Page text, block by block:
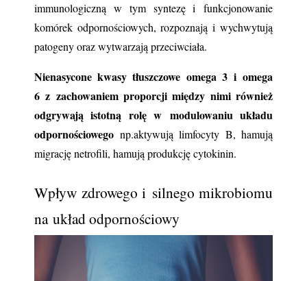
immunologiczną w tym syntezę i funkcjonowanie
komórek odpornościowych, rozpoznają i wychwytują
patogeny oraz wytwarzają przeciwciała.
Nienasycone kwasy tłuszczowe omega 3 i omega
6 z zachowaniem proporcji między nimi również
odgrywają istotną rolę w modulowaniu układu
odpornościowego np.aktywują limfocyty B, hamują
migrację netrofili, hamują produkcję cytokinin.
Wpływ zdrowego i silnego mikrobiomu
na układ odpornościowy